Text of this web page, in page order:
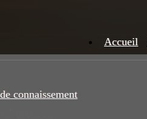
Accueil
connaissement